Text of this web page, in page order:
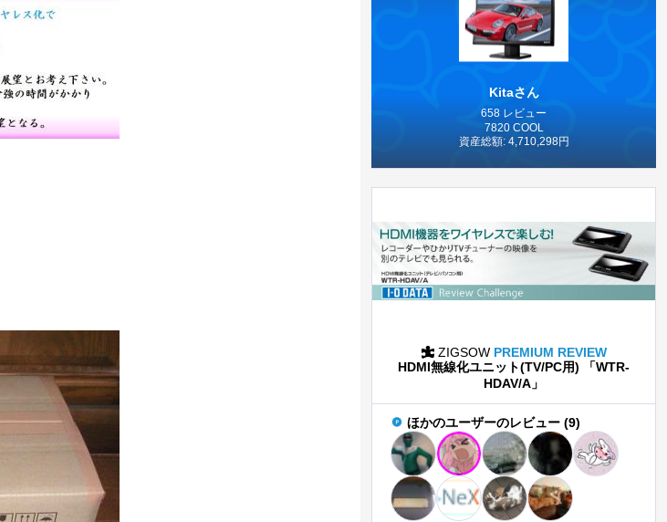
Kitaさん
658 レビュー
7820 COOL
資産総額: 4,710,298円
ZIGSOW PREMIUM REVIEW
HDMI無線化ユニット(TV/PC用) 「WTR-
HDAV/A」
ほかのユーザーのレビュー (9)